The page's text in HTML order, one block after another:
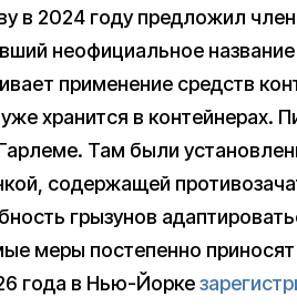
в 2024 году предложил
неофициальное название
применение средств
хранится в контейнерах.
Там были
содержащей
грызунов
меры постепенно приносят
года в Нью-Йорке